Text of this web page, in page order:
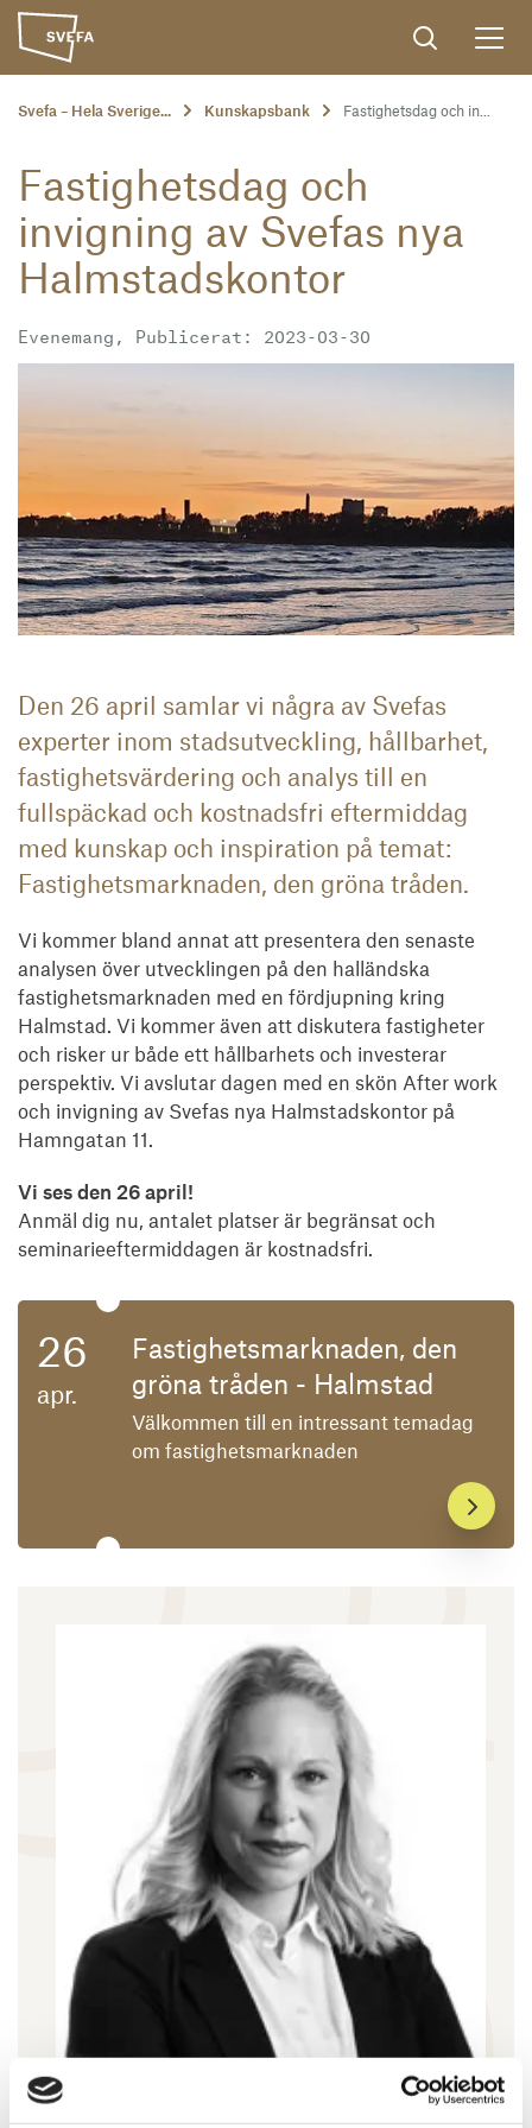
Svefa – Hela Sverige... Kunskapsbank Fastighetsdag och in...
Fastighetsdag och
invigning av Svefas nya
Halmstadskontor
Evenemang, Publicerat: 2023-03-30
Den 26 april samlar vi några av Svefas
experter inom stadsutveckling, hållbarhet,
fastighetsvärdering och analys till en
fullspäckad och kostnadsfri eftermiddag
med kunskap och inspiration på temat:
Fastighetsmarknaden, den gröna tråden.
Vi kommer bland annat att presentera den senaste
analysen över utvecklingen på den halländska
fastighetsmarknaden med en fördjupning kring
Halmstad. Vi kommer även att diskutera fastigheter
och risker ur både ett hållbarhets och investerar
perspektiv. Vi avslutar dagen med en skön After work
och invigning av Svefas nya Halmstadskontor på
Hamngatan 11.
Vi ses den 26 april!
Anmäl dig nu, antalet platser är begränsat och
seminarieeftermiddagen är kostnadsfri.
26
apr.
Fastighetsmarknaden, den
gröna tråden - Halmstad
Välkommen till en intressant temadag
om fastighetsmarknaden
Tema: Fastighetsmarknaden, den gröna tråden -